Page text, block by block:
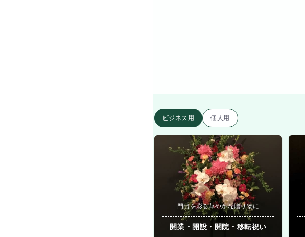
ビジネス用 個人用
門出を彩る華やかな贈り物に
開業・開設・開院・移転祝い